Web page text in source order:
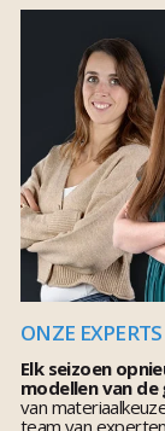
ONZE
Elk seizoen
modellen van
van
team van